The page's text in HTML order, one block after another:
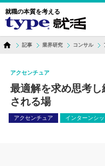
就職の本質を考える
記事 業界研究 コンサル
アクセンチュア
最適解を求め思考
される場
アクセンチュア インターンシ